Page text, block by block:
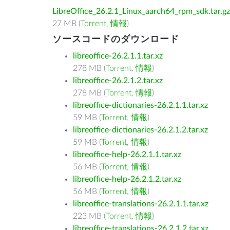
LibreOffice_26.2.1_Linux_aarch64_rpm_sdk.tar.gz
27 MB (Torrent,情報)
ソースコードのダウンロード
libreoffice-26.2.1.1.tar.xz
278 MB (Torrent,情報)
libreoffice-26.2.1.2.tar.xz
278 MB (Torrent,情報)
libreoffice-dictionaries-26.2.1.1.tar.xz
59 MB (Torrent,情報)
libreoffice-dictionaries-26.2.1.2.tar.xz
59 MB (Torrent,情報)
libreoffice-help-26.2.1.1.tar.xz
56 MB (Torrent,情報)
libreoffice-help-26.2.1.2.tar.xz
56 MB (Torrent,情報)
libreoffice-translations-26.2.1.1.tar.xz
223 MB (Torrent,情報)